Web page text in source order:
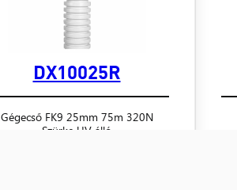
DX10025R
Gégecső FK9 25mm 75m 320N
Szürke UV álló